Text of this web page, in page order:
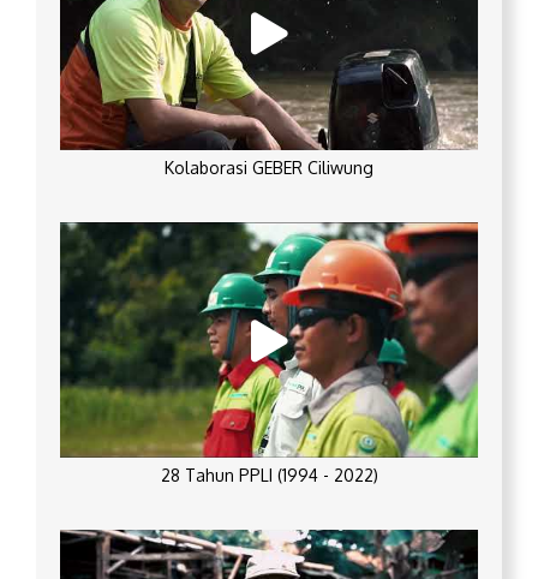
Kolaborasi GEBER Ciliwung
28 Tahun PPLI (1994 - 2022)